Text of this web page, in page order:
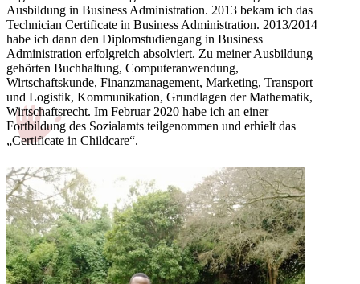
Ausbildung in Business Administration. 2013 bekam ich das
Technician Certificate in Business Administration. 2013/2014
habe ich dann den Diplomstudiengang in Business
Administration erfolgreich absolviert. Zu meiner Ausbildung
gehörten Buchhaltung, Computeranwendung,
Wirtschaftskunde, Finanzmanagement, Marketing, Transport
und Logistik, Kommunikation, Grundlagen der Mathematik,
Wirtschaftsrecht. Im Februar 2020 habe ich an einer
Fortbildung des Sozialamts teilgenommen und erhielt das
„Certificate in Childcare“.